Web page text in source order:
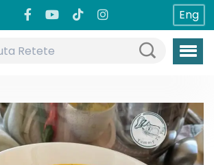
Eng